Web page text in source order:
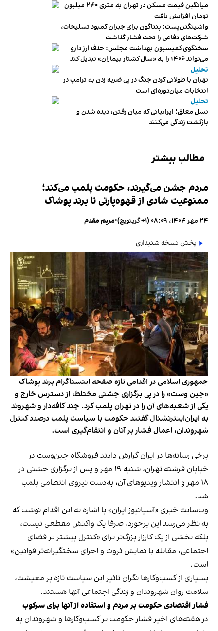
میانگین قیمت مسکن در تهران به متری ۲۴۰ میلیون
تومان افزایش یافت
واشینگتن‌پست: پنتاگون برای جبران کمبود تسلیحات،
شرکت‌های دفاعی را تحت فشار گذاشت
سخنگوی کمیسیون بهداشت مجلس: حذف ارز دارو
می‌تواند ۱۴۰۶ را به «سال کشتار بیماران» تبدیل کند
تحلیل
تهران با طولانی کردن جنگ در پی ضربه زدن به ترامپ در
انتخابات میان‌دوره‌ای است
تحلیل
نسل معلق؛ ایرانیانی که میان رفتن، دیده شدن و
بازگشت زندگی می‌کنند
مطالب بیشتر
مردم جشن می‌گیرند، حکومت پلمب می‌کند؛
ممنوعیت شادی از قهوه‌پارتی تا برند پوشاک
۲۴ مهر ۱۴۰۴، ۰۸:۰۹ (‎+۱ گرینویچ) •مریم مقدم
پخش نسخه شنیداری
جمهوری اسلامی در اقدامی تازه صفحه اینستاگرام برند پوشاک
«جین وست» را در پی برگزاری جشنی مختلط، از دسترس خارج و
یکی از شعبه‌های آن را در تهران پلمب کرد. چند کافه‌‌دار و شهروند
به ایران‌اینترنشنال گفتند حکومت با سیاست پلمب درصدد کنترل
شهروندان، اعمال فشار بر آنان و انتقام‌گیری است.
برخی رسانه‌ها در ایران گزارش دادند فروشگاه جین‌وست در
خیابان فرشته تهران، شنبه ۱۹ مهر و پس از برگزاری جشنی در
۱۸ مهر و انتشار ویدیوهای آن، به‌دست نیروی انتظامی پلمب
شد.
وب‌سایت خبری «آسیانیوز ایران» با اشاره به این اقدام نوشت که
به نظر می‌رسد این برخورد، صرفا یک واکنش مقطعی نیست،
بلکه بخشی از یک کارزار بزرگ‌تر برای «کنترل بیشتر بر فضای
اجتماعی، مقابله با نمایش ثروت و اجرای سختگیرانه‌تر قوانین»
است.
بسیاری از کسب‌وکارها نگران تاثیر این سیاست‌ تازه بر معیشت،
سلامت روان شهروندان و زندگی اجتماعی آنها هستند.
فشار اقتصادی حکومت بر مردم و استفاده از آنها برای سرکوب
در هفته‌های اخیر فشار حکومت بر کسب‌وکارها و شهروندان به